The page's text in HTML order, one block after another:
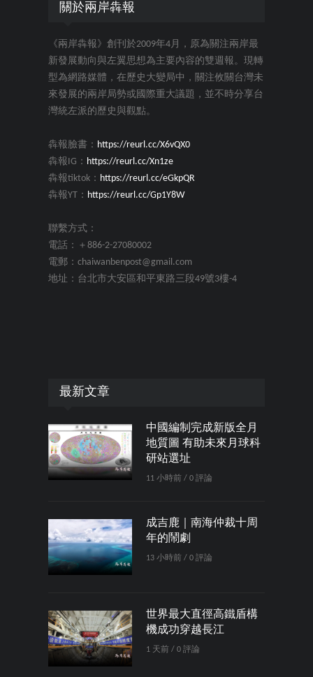
關於兩岸犇報
《兩岸犇報》創刊於2009年4月，原為關注兩岸最
新發展動向與左翼思想為主要內容的雙週報。現轉
型為網路媒體，在歷史大變局中，關注攸關台灣未
來發展的兩岸局勢或國際重大議題，並不時分享台
灣統左派的歷史與觀點。
犇報臉書： https://reurl.cc/X6vQX0
犇報IG： https://reurl.cc/Xn1ze
犇報tiktok： https://reurl.cc/eGkpQR
犇報YT： https://reurl.cc/Gp1Y8W
聯繫方式：
電話：＋886-2-27080002
電郵：chaiwanbenpost@gmail.com
地址：台北市大安區和平東路三段49號3樓-4
最新文章
中國編制完成新版全月
地質圖 有助未來月球科
研站選址
11 小時前 / 0 評論
成吉鹿｜南海仲裁十周
年的鬧劇
13 小時前 / 0 評論
世界最大直徑高鐵盾構
機成功穿越長江
1 天前 / 0 評論